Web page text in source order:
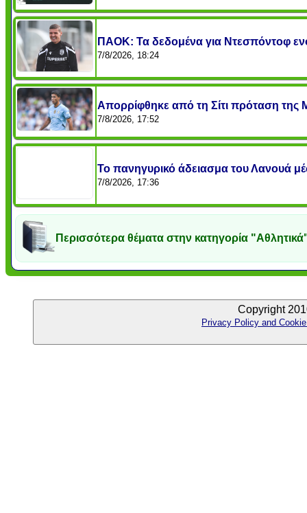
ΠΑΟΚ: Τα δεδομένα για Ντεσπόντοφ
7/8/2026, 18:24
Απορρίφθηκε από τη Σίτι πρόταση της
7/8/2026, 17:52
Το πανηγυρικό άδειασμα του Λανουά
7/8/2026, 17:36
Περισσότερα θέματα στην κατηγορία
Copyright
Privacy Policy and